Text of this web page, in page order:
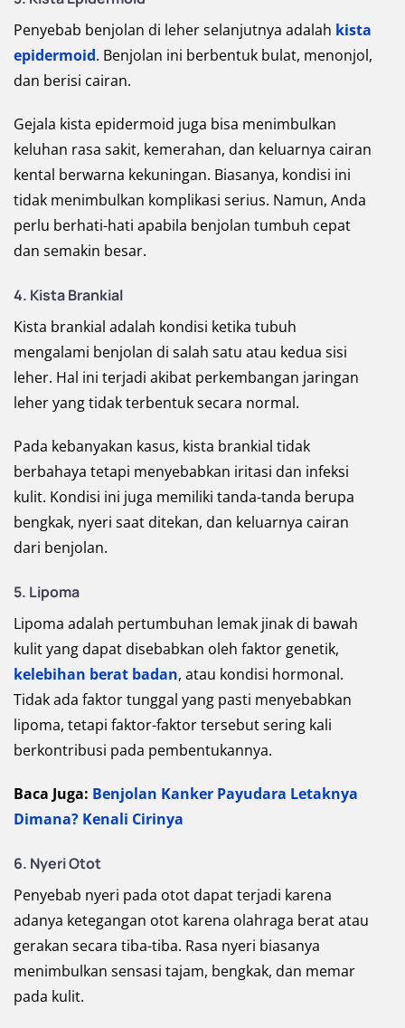
Penyebab benjolan di leher selanjutnya adalah kista
epidermoid. Benjolan ini berbentuk bulat, menonjol,
dan berisi cairan.
Gejala kista epidermoid juga bisa menimbulkan
keluhan rasa sakit, kemerahan, dan keluarnya cairan
kental berwarna kekuningan. Biasanya, kondisi ini
tidak menimbulkan komplikasi serius. Namun, Anda
perlu berhati-hati apabila benjolan tumbuh cepat
dan semakin besar.
4. Kista Brankial
Kista brankial adalah kondisi ketika tubuh
mengalami benjolan di salah satu atau kedua sisi
leher. Hal ini terjadi akibat perkembangan jaringan
leher yang tidak terbentuk secara normal.
Pada kebanyakan kasus, kista brankial tidak
berbahaya tetapi menyebabkan iritasi dan infeksi
kulit. Kondisi ini juga memiliki tanda-tanda berupa
bengkak, nyeri saat ditekan, dan keluarnya cairan
dari benjolan.
5. Lipoma
Lipoma adalah pertumbuhan lemak jinak di bawah
kulit yang dapat disebabkan oleh faktor genetik,
kelebihan berat badan, atau kondisi hormonal.
Tidak ada faktor tunggal yang pasti menyebabkan
lipoma, tetapi faktor-faktor tersebut sering kali
berkontribusi pada pembentukannya.
Baca Juga: Benjolan Kanker Payudara Letaknya
Dimana? Kenali Cirinya
6. Nyeri Otot
Penyebab nyeri pada otot dapat terjadi karena
adanya ketegangan otot karena olahraga berat atau
gerakan secara tiba-tiba. Rasa nyeri biasanya
menimbulkan sensasi tajam, bengkak, dan memar
pada kulit.